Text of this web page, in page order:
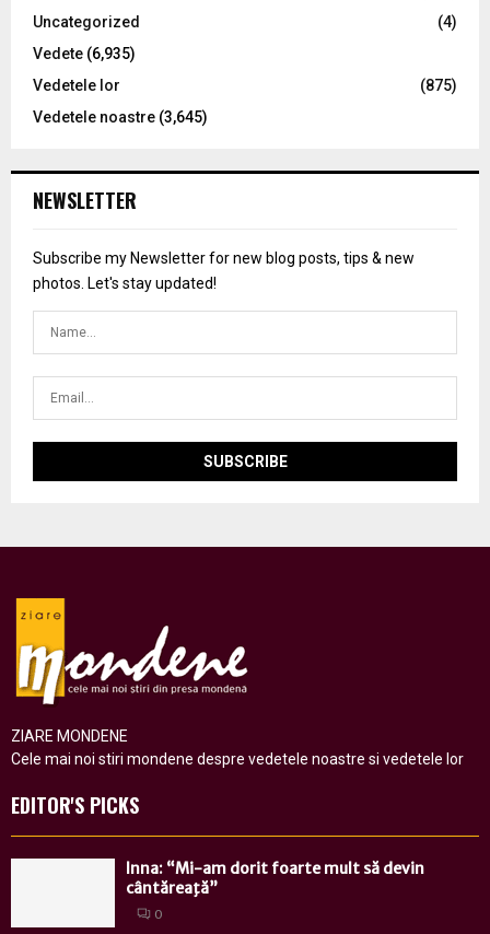
Uncategorized
(4)
Vedete (6,935)
Vedetele lor
(875)
Vedetele noastre (3,645)
NEWSLETTER
Subscribe my Newsletter for new blog posts, tips & new
photos. Let's stay updated!
ZIARE MONDENE
Cele mai noi stiri mondene despre vedetele noastre si vedetele lor
EDITOR'S PICKS
Inna: “Mi-am dorit foarte mult să devin
cântăreaţă”
0